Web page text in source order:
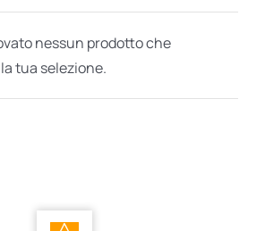
BIOGRAFIE
ATTUALITÀ
nessun prodotto che
tua selezione.